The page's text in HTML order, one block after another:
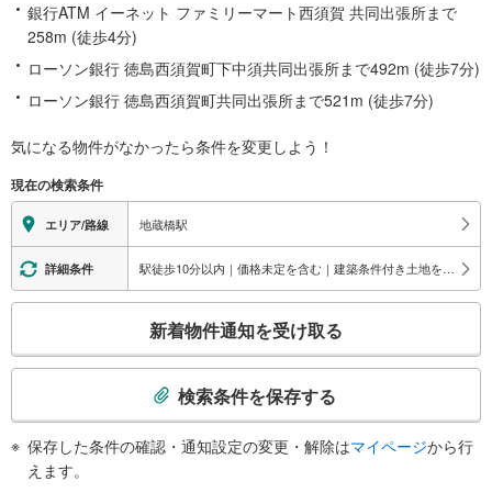
銀行ATM イーネット ファミリーマート西須賀 共同出張所まで
258m (徒歩4分)
ローソン銀行 徳島西須賀町下中須共同出張所まで492m (徒歩7分)
ローソン銀行 徳島西須賀町共同出張所まで521m (徒歩7分)
気になる物件がなかったら条件を変更しよう！
現在の検索条件
エリア/路線 地蔵橋駅
詳細条件 駅徒歩10分以内｜価格未定を含む｜建築条件付き土地を含む
検
新着物件通知を受け取る
検索条件を保存する
保存した条件の確認・通知設定の変更・解除はマイページから行
えます。